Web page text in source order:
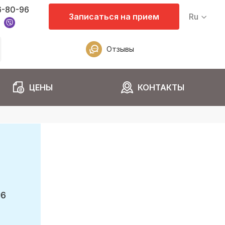
80-96
Записаться на прием Ru
Отзывы
ЦЕНЫ КОНТАКТЫ